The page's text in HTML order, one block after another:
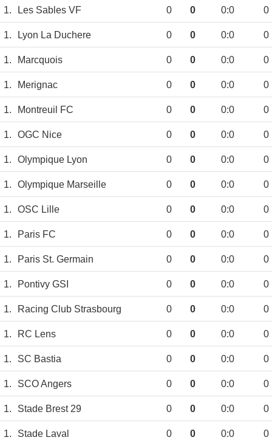
1. Les Sables VF 0 0 0:0 0
1. Lyon La Duchere 0 0 0:0 0
1. Marcquois 0 0 0:0 0
1. Merignac 0 0 0:0 0
1. Montreuil FC 0 0 0:0 0
1. OGC Nice 0 0 0:0 0
1. Olympique Lyon 0 0 0:0 0
1. Olympique Marseille 0 0 0:0 0
1. OSC Lille 0 0 0:0 0
1. Paris FC 0 0 0:0 0
1. Paris St. Germain 0 0 0:0 0
1. Pontivy GSI 0 0 0:0 0
1. Racing Club Strasbourg 0 0 0:0 0
1. RC Lens 0 0 0:0 0
1. SC Bastia 0 0 0:0 0
1. SCO Angers 0 0 0:0 0
1. Stade Brest 29 0 0 0:0 0
1. Stade Laval 0 0 0:0 0